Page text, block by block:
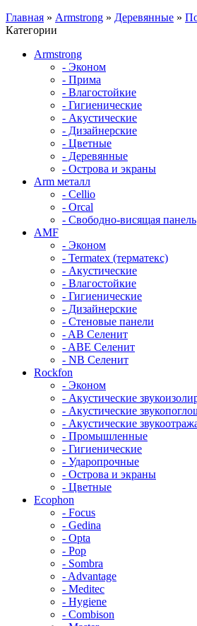
Главная » Armstrong » Деревянные »
Категории
Armstrong
- Эконом
- Прима
- Влагостойкие
- Гигиенические
- Акустические
- Дизайнерские
- Цветные
- Деревянные
- Острова и экраны
Arm металл
- Cellio
- Orcal
- Свободно-висящая панель
AMF
- Эконом
- Termatex (терматекс)
- Акустические
- Влагостойкие
- Гигиенические
- Дизайнерские
- Стеновые панели
- AB Селенит
- ABE Селенит
- NB Селенит
Rockfon
- Эконом
- Акустические
- Акустические
- Акустические
- Промышленные
- Гигиенические
- Ударопрочные
- Острова и экраны
- Цветные
Ecophon
- Focus
- Gedina
- Opta
- Pop
- Sombra
- Advantage
- Meditec
- Hygiene
- Combison